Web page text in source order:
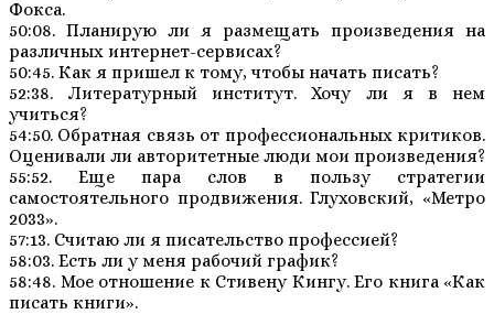
Фокса.
50:08. Планирую ли я размещать произведения на
различных интернет-сервисах?
50:45. Как я пришел к тому, чтобы начать писать?
52:38. Литературный институт. Хочу ли я в нем
учиться?
54:50. Обратная связь от профессиональных критиков.
Оценивали ли авторитетные люди мои произведения?
55:52. Еще пара слов в пользу стратегии
самостоятельного продвижения. Глуховский, «Метро
2033».
57:13. Считаю ли я писательство профессией?
58:03. Есть ли у меня рабочий график?
58:48. Мое отношение к Стивену Кингу. Его книга «Как
писать книги».